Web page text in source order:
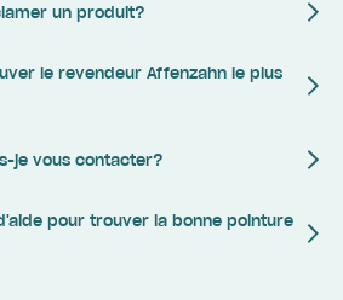
un produit?
le revendeur Affenzahn le plus
je vous contacter?
pour trouver la bonne pointure